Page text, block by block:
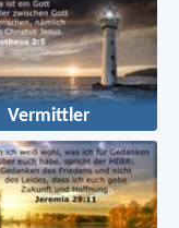
Vermittler